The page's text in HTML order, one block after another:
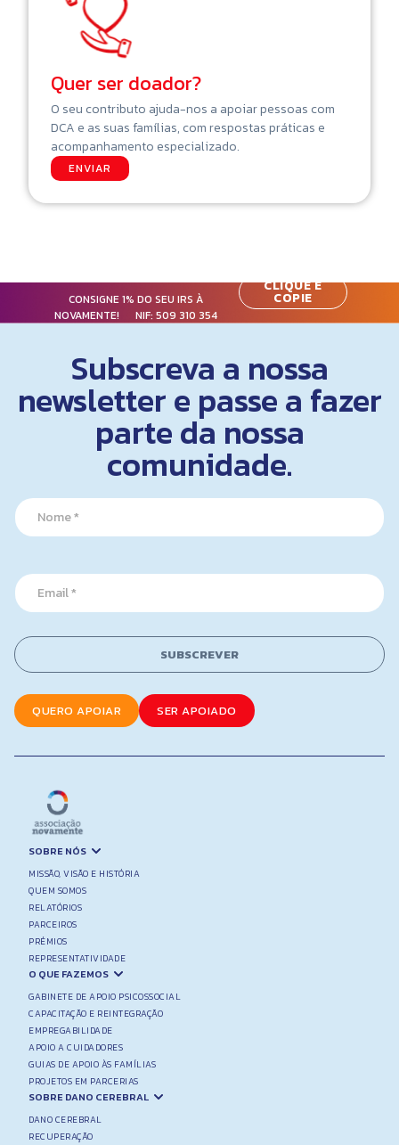
Quer ser doador?
O seu contributo ajuda-nos a apoiar pessoas com
DCA e as suas famílias, com respostas práticas e
acompanhamento especializado.
ENVIAR
CONSIGNE 1% DO SEU IRS À
NOVAMENTE! NIF:509 310 354
CLIQUE E
COPIE
Subscreva a nossa
newsletter e passe a fazer
parte da nossa
comunidade.
N
a
m
a
m
*
*
E
m
a
l
*
SUBSCREVER
QUERO APOIAR SER APOIADO
SOBRE NÓS
MISSÃO, VISÃO E HISTÓRIA
QUEM SOMOS
RELATÓRIOS
PARCEIROS
PRÉMIOS
REPRESENTATIVIDADE
O QUE FAZEMOS
GABINETE DE APOIO PSICOSSOCIAL
CAPACITAÇÃO E REINTEGRAÇÃO
EMPREGABILIDADE
APOIO A CUIDADORES
GUIAS DE APOIO ÀS FAMÍLIAS
PROJETOS EM PARCERIAS
SOBRE DANO CEREBRAL
DANO CEREBRAL
RECUPERAÇÃO